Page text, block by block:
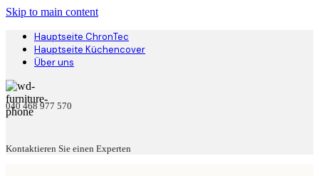
Skip to main content
Hauptseite ChronTec
Hauptseite Küchencover
Über uns
040 468 977 570
Kontaktieren Sie einen Experten